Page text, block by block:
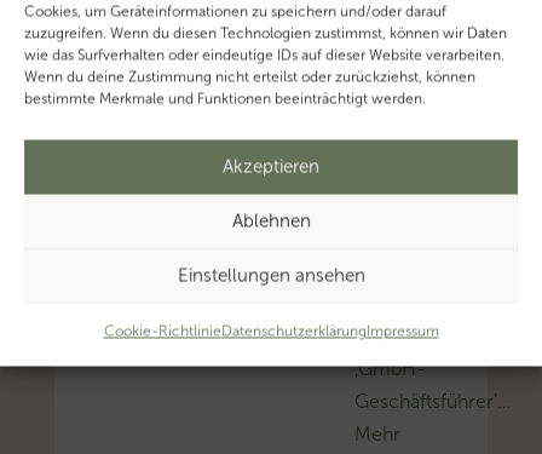
Cookies, um Geräteinformationen zu speichern und/oder darauf
zuzugreifen. Wenn du diesen Technologien zustimmst, können wir Daten
wie das Surfverhalten oder eindeutige IDs auf dieser Website verarbeiten.
Wenn du deine Zustimmung nicht erteilst oder zurückziehst, können
bestimmte Merkmale und Funktionen beeinträchtigt werden.
Akzeptieren
Ablehnen
Einstellungen ansehen
Cookie-RichtlinieDatenschutzerklärungImpressum
Mehr
zum
Thema
Mehr
Mehr
Thema
‚GmbH-
Geschäftsführer’…
Mehr